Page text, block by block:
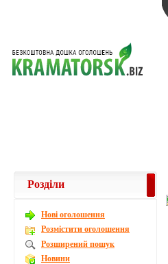
Розділи
Новi оголошення
Розмістити оголошення
Розширений пошук
Новини